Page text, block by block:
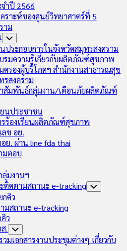
ำปี 2566
คราะห์ของศูนย์วิทยาศาตร์ที่ 5
าม
Toggle
Child
Menu
ประกอบการในจังหวัดสมุทรสงคราม
รมความรู้เกี่ยวกับผลิตภัณฑ์สุขภาพ
ครองผู้บริโภคฯ สำนักงานสาธารณสุข
รสงคราม
สัมพันธ์กลุ่มงาน/เตือนภัยผลิตภัณฑ์
ยนประชาชน
ร้องเรียนผลิตภัณฑ์สุขภาพ
ลข อย.
อย. ผ่าน line fda thai
มตอบ
มงานฯ
ติดตามสถานะ e-tracking Toggle
กคิว
มสถานะ e-tracking
ว
. Toggle
Child
Menu
มเอกสารงานประชุมต่างๆ เกี่ยวกับ